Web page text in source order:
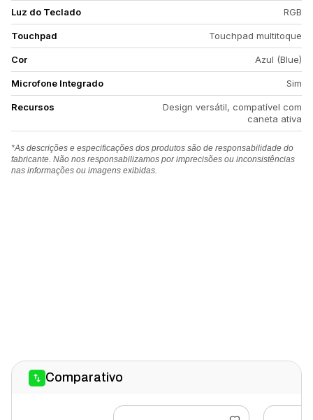
Luz do Teclado RGB
Touchpad Touchpad multitoque
Cor Azul (Blue)
Microfone Integrado Sim
Recursos
Design versátil, compatível com
caneta ativa
*As descrições e especificações dos produtos são de responsabilidade do
fabricante. Não nos responsabilizamos por imprecisões ou inconsistências
nas informações ou imagens exibidas.
Comparativo